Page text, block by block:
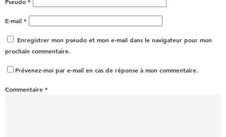
E-mail *
Enregistrer mon pseudo et mon e-mail dans le navigateur pour mon
prochain commentaire.
Prévenez-moi par e-mail en cas de réponse à mon commentaire.
Commentaire *